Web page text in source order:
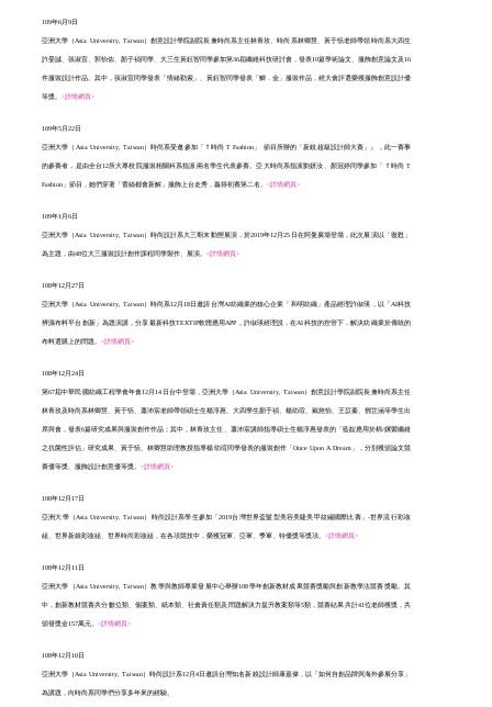
109年6月9日
亞洲大學（Asia University, Taiwan）創意設計學院副院長兼時尚系主任林青玫、時尚系林卿慧、黃于恬老師帶領時尚系大四生
許晏誠、張淑宣、郭怡佑、顏于禎同學、大三生黃鈺智同學參加第36屆纖維科技研討會，發表10篇學術論文、服飾創意論文及16
件服裝設計作品。其中，張淑宣同學發表「情緒勒索」、黃鈺智同學發表「鯽．金」服裝作品，經大會評選榮獲服飾創意設計優
等獎。 <詳情網頁>
109年5月22日
亞洲大學（Asia University, Taiwan）時尚系受邀參加「Ｔ時尚 T Fashion」 節目所辦的「新銳超級設計師大賽」』，此一賽事
的參賽者，是由全台12所大專校院服裝相關科系指派兩名學生代表參賽。亞大時尚系指派劉妍汝、顏冠婷同學參加「Ｔ時尚 T
Fashion」節目，她們穿著「蕾絲都會新解」服飾上台走秀，贏得初賽第二名。 <詳情網頁>
109年1月6日
亞洲大學（Asia University, Taiwan）時尚設計系大三期末動態展演，於2019年12月25日在阿曼廣場登場，此次展演以「復甦」
為主題，由48位大三服裝設計創作課程同學製作、展演。 <詳情網頁>
108年12月27日
亞洲大學（Asia University, Taiwan）時尚系12月18日邀請台灣AI紡織業的核心企業「和明紡織」產品經理許俶瑛，以「AI科技
辨識布料平台創新」為題演講，分享最新科技TEXTIP軟體應用APP，許俶瑛經理說，在AI科技的控管下，解決紡織業於傳統的
布料選購上的問題。 <詳情網頁>
108年12月24日
第67屆中華民國紡織工程學會年會12月14日台中登場，亞洲大學（Asia University, Taiwan）創意設計學院副院長兼時尚系主任
林青玫及時尚系林卿慧、黃于恬、蕭沛宸老師帶領碩士生楊淳惠、大四學生顏于禎、楊幼瑄、戴慈怡、王苡蓁、鄧芷涵等學生出
席與會，發表6篇研究成果與服裝創作作品；其中，林青玫主任、蕭沛宸講師指導碩士生楊淳惠發表的「藍靛應用於棉/嫘縈纖維
之抗菌性評估」研究成果、黃于恬、林卿慧助理教授指導楊幼瑄同學發表的服裝創作「Once Upon A Dream」，分別獲頒論文競
賽優等獎、服飾設計創意優等獎。 <詳情網頁>
108年12月17日
亞洲大學（Asia University, Taiwan）時尚設計系學生參加「2019台灣世界盃髮型美容美睫美甲紋繡國際比賽」-世界流行彩妝
組、世界新娘彩妝組、世界時尚彩妝組，在各項競技中，榮獲冠軍、亞軍、季軍、特優獎等獎項。 <詳情網頁>
108年12月11日
亞洲大學（Asia University, Taiwan）教學與教師專業發展中心舉辦108學年創新教材成果競賽獎勵與創新教學法競賽獎勵。其
中，創新教材競賽共分數位類、個案類、紙本類、社會責任類及問題解決力提升教案類等5類，競賽結果共計41位老師獲獎，共
頒發獎金157萬元。 <詳情網頁>
108年12月10日
亞洲大學（Asia University, Taiwan）時尚設計系12月4日邀請台灣知名新銳設計師康嘉偉，以「如何自創品牌與海外參展分享」
為講題，向時尚系同學們分享多年來的經驗。